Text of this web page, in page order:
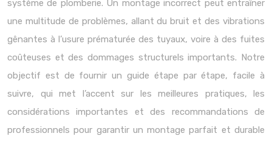
système de plomberie. Un montage incorrect peut entraîner
une multitude de problèmes, allant du bruit et des vibrations
gênantes à l’usure prématurée des tuyaux, voire à des fuites
coûteuses et des dommages structurels importants. Notre
objectif est de fournir un guide étape par étape, facile à
suivre, qui met l’accent sur les meilleures pratiques, les
considérations importantes et des recommandations de
professionnels pour garantir un montage parfait et durable